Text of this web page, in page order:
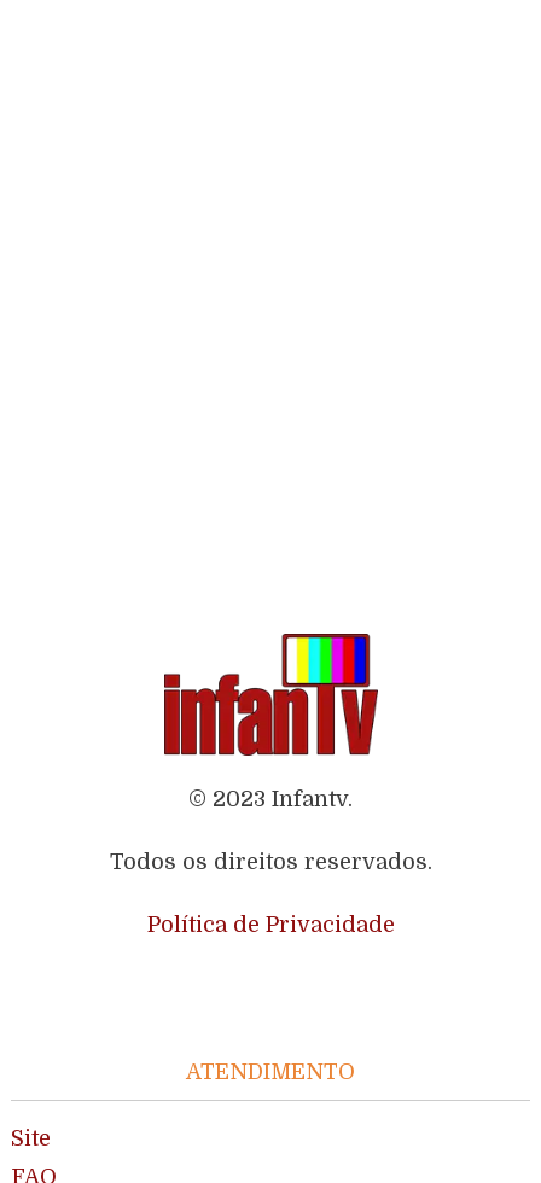
© 2023 Infantv.
Todos os direitos reservados.
Política de Privacidade
ATENDIMENTO
Site
FAQ